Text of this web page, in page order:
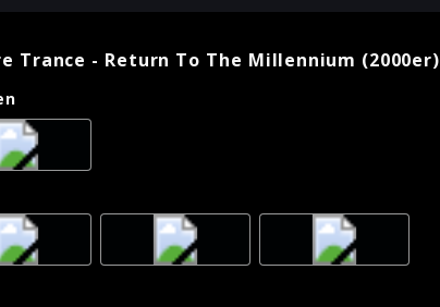
Trance - Return To The Millennium (2000er)